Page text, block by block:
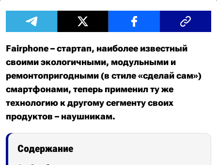
Fairphone – стартап, наиболее известный
своими экологичными, модульными и
ремонтопригодными (в стиле «сделай сам»)
смартфонами, теперь применил ту же
технологию к другому сегменту своих
продуктов – наушникам.
Содержание